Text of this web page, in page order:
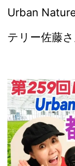
Urban
テリー佐藤さ